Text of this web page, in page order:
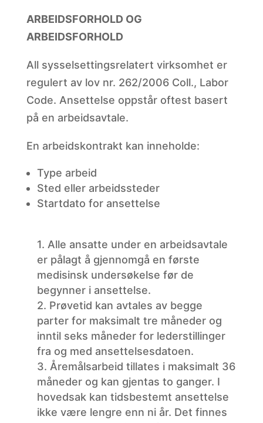
ARBEIDSFORHOLD OG
ARBEIDSFORHOLD
All sysselsettingsrelatert virksomhet er
regulert av lov nr. 262/2006 Coll., Labor
Code. Ansettelse oppstår oftest basert
på en arbeidsavtale.
En arbeidskontrakt kan inneholde:
Type arbeid
Sted eller arbeidssteder
Startdato for ansettelse
1. Alle ansatte under en arbeidsavtale
er pålagt å gjennomgå en første
medisinsk undersøkelse før de
begynner i ansettelse.
2. Prøvetid kan avtales av begge
parter for maksimalt tre måneder og
inntil seks måneder for lederstillinger
fra og med ansettelsesdatoen.
3. Åremålsarbeid tillates i maksimalt 36
måneder og kan gjentas to ganger. I
hovedsak kan tidsbestemt ansettelse
ikke være lengre enn ni år. Det finnes